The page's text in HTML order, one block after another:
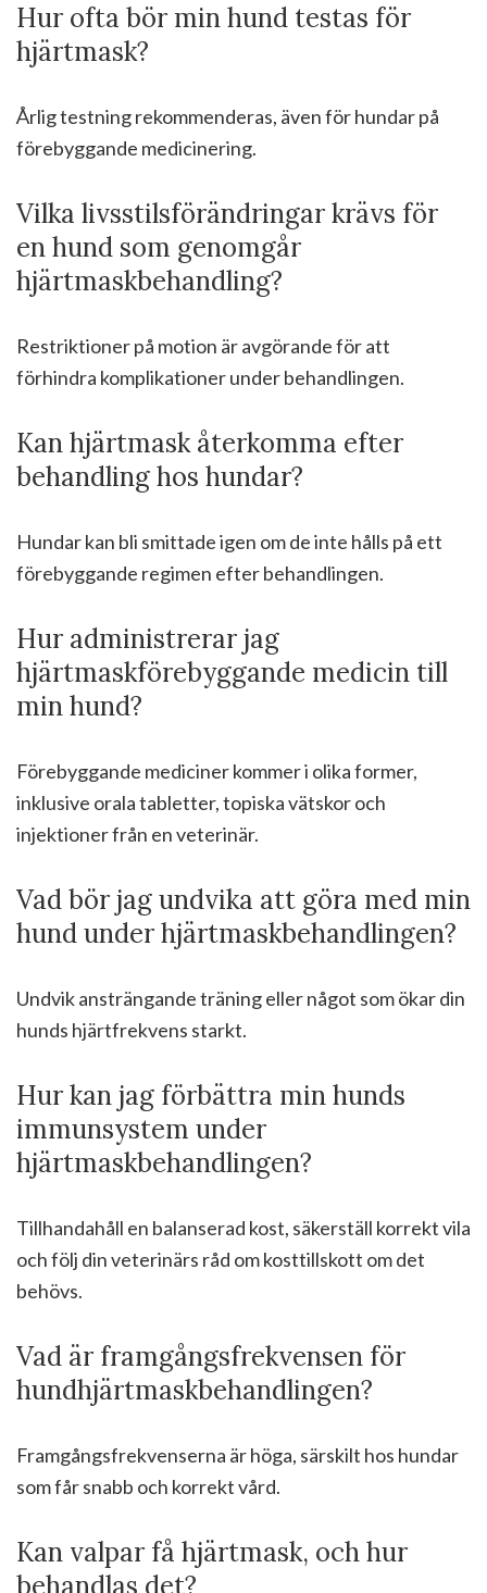
Hur ofta bör min hund testas för
hjärtmask?
Årlig testning rekommenderas, även för hundar på
förebyggande medicinering.
Vilka livsstilsförändringar krävs för
en hund som genomgår
hjärtmaskbehandling?
Restriktioner på motion är avgörande för att
förhindra komplikationer under behandlingen.
Kan hjärtmask återkomma efter
behandling hos hundar?
Hundar kan bli smittade igen om de inte hålls på ett
förebyggande regimen efter behandlingen.
Hur administrerar jag
hjärtmaskförebyggande medicin till
min hund?
Förebyggande mediciner kommer i olika former,
inklusive orala tabletter, topiska vätskor och
injektioner från en veterinär.
Vad bör jag undvika att göra med min
hund under hjärtmaskbehandlingen?
Undvik ansträngande träning eller något som ökar din
hunds hjärtfrekvens starkt.
Hur kan jag förbättra min hunds
immunsystem under
hjärtmaskbehandlingen?
Tillhandahåll en balanserad kost, säkerställ korrekt vila
och följ din veterinärs råd om kosttillskott om det
behövs.
Vad är framgångsfrekvensen för
hundhjärtmaskbehandlingen?
Framgångsfrekvenserna är höga, särskilt hos hundar
som får snabb och korrekt vård.
Kan valpar få hjärtmask, och hur
behandlas det?